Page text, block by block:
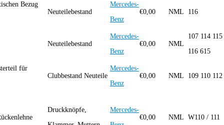
Bezug
Neuteilebestand
Mercedes-
Benz
€0,00 NML 116
Neuteilebestand
Mercedes-
Benz
€0,00 NML
107 114 115
116 615
für
Clubbestand Neuteile
Mercedes-
Benz
€0,00 NML 109 110 112
Druckknöpfe,
Mercedes-
€0,00 NML W110 / 111